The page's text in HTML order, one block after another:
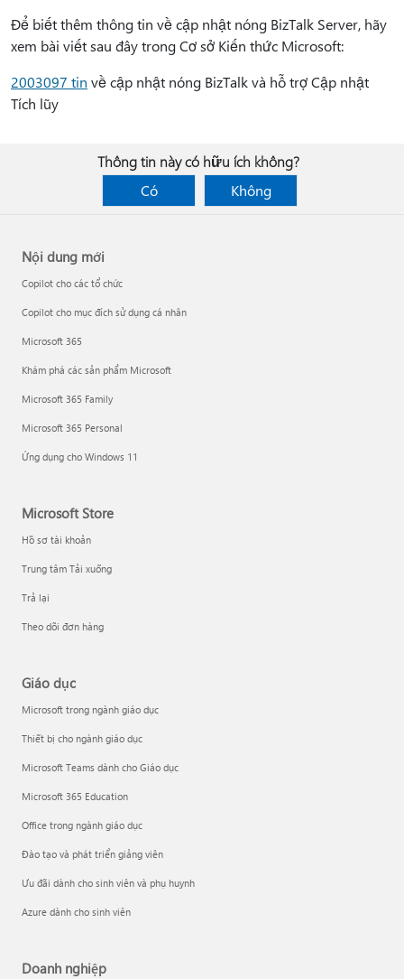
Để biết thêm thông tin về cập nhật nóng BizTalk Server, hãy
xem bài viết sau đây trong Cơ sở Kiến thức Microsoft:
2003097 tin về cập nhật nóng BizTalk và hỗ trợ Cập nhật
Tích lũy
Thông tin này có hữu ích không?
Có
Không
Nội dung mới
Copilot cho các tổ chức
Copilot cho mục đích sử dụng cá nhân
Microsoft 365
Khám phá các sản phẩm Microsoft
Microsoft 365 Family
Microsoft 365 Personal
Ứng dụng cho Windows 11
Microsoft Store
Hồ sơ tài khoản
Trung tâm Tải xuống
Trả lại
Theo dõi đơn hàng
Giáo dục
Microsoft trong ngành giáo dục
Thiết bị cho ngành giáo dục
Microsoft Teams dành cho Giáo dục
Microsoft 365 Education
Office trong ngành giáo dục
Đào tạo và phát triển giảng viên
Ưu đãi dành cho sinh viên và phụ huynh
Azure dành cho sinh viên
Doanh nghiệp